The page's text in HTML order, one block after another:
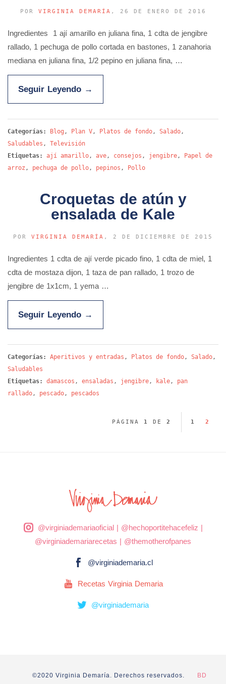
POR VIRGINIA DEMARÍA , 26 DE ENERO DE 2016
Ingredientes 1 ají amarillo en juliana fina, 1 cdta de jengibre
rallado, 1 pechuga de pollo cortada en bastones, 1 zanahoria
mediana en juliana fina, 1/2 pepino en juliana fina, …
Seguir Leyendo →
Categorías: Blog , Plan V, Platos de fondo, Salado,
Saludables , Televisión
Etiquetas:
ají amarillo, ave, consejos , jengibre, Papel de
arroz , pechuga de pollo, pepinos , Pollo
Croquetas de atún y
ensalada de Kale
POR VIRGINIA DEMARÍA , 2 DE DICIEMBRE DE 2015
Ingredientes 1 cdta de ají verde picado fino, 1 cdta de miel, 1
cdta de mostaza dijon, 1 taza de pan rallado, 1 trozo de
jengibre de 1x1cm, 1 yema …
Seguir Leyendo →
Categorías: Aperitivos y entradas , Platos de fondo, Salado,
Saludables
Etiquetas:
damascos , ensaladas , jengibre, kale, pan
rallado, pescado, pescados
1 2
PÁGINA 1 DE 2
@virginiademariaoficial| @hechoportitehacefeliz |
@virginiademariarecetas | @themotherofpanes
@virginiademaria.cl
Recetas Virginia Demaria
@virginiademaria
©2020 Virginia Demaría. Derechos reservados. BD